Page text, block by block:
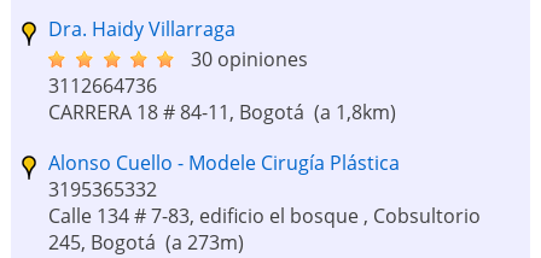
Dra. Haidy Villarraga
30 opiniones
3112664736
CARRERA 18 # 84-11, Bogotá (a 1,8km)
Alonso Cuello - Modele Cirugía Plástica
3195365332
Calle 134 # 7-83, edificio el bosque , Cobsultorio
245, Bogotá (a 273m)